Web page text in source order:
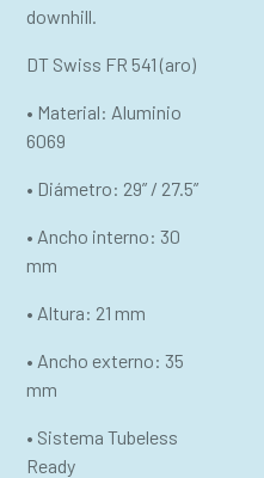
downhill.
DT Swiss FR 541 (aro)
• Material: Aluminio
6069
• Diámetro: 29” / 27.5”
• Ancho interno: 30
mm
• Altura: 21 mm
• Ancho externo: 35
mm
• Sistema Tubeless
Ready